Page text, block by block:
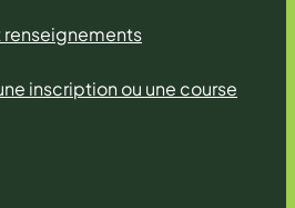
inscription ou une course